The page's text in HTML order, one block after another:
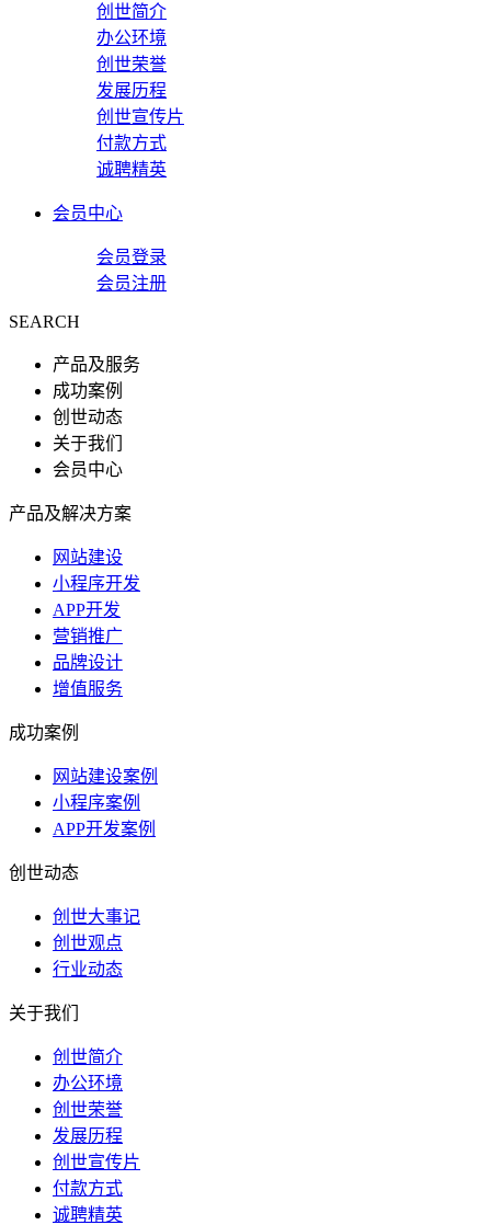
创世简介
办公环境
创世荣誉
发展历程
创世宣传片
付款方式
诚聘精英
会员中心
会员登录
会员注册
SEARCH
产品及服务
成功案例
创世动态
关于我们
会员中心
产品及解决方案
网站建设
小程序开发
APP开发
营销推广
品牌设计
增值服务
成功案例
网站建设案例
小程序案例
APP开发案例
创世动态
创世大事记
创世观点
行业动态
关于我们
创世简介
办公环境
创世荣誉
发展历程
创世宣传片
付款方式
诚聘精英